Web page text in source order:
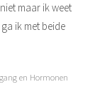
maar ik weet
ik met beide
en Hormonen